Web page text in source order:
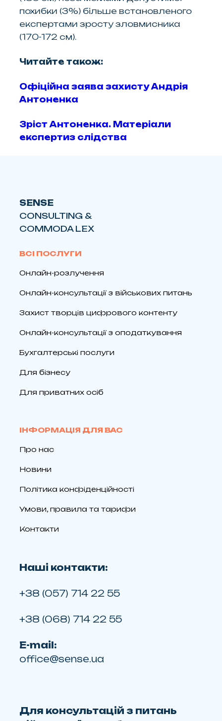
похибки (3%) більше встановленого
експертами зросту зловмисника
(170-172 см).
Читайте також:
Офіційна заява захисту Андрія
Антоненка
Зріст Антоненка. Матеріали
експертиз слідства
SENSE
CONSULTING &
COMMODA LEX
ВСІ ПОСЛУГИ
Онлайн-розлучення
Онлайн-консультації з військових питань
Захист творців цифрового контенту
Онлайн-консультації з оподаткування
Бухгалтерські послуги
Для бізнесу
Для приватних осіб
ІНФОРМАЦІЯ ДЛЯ ВАС
Про нас
Новини
Політика конфіденційності
Умови, правила та тарифи
Контакти
Наші контакти:
+38 (057) 714 22 55
+38 (068) 714 22 55
E-mail:
office@sense.ua
Для консультацій з питань